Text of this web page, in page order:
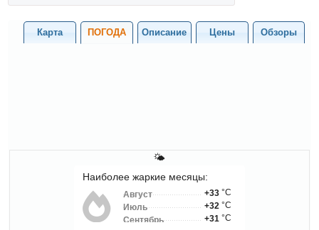
Карта ПОГОДА Описание Цены Обзоры
🌤
Наиболее жаркие месяцы:
Август +33°C
Июль
+32 °C
Сентябрь
+31 °C